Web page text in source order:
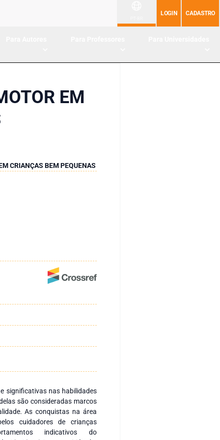
LOGIN CADASTRO
EM
CRIANÇAS BEM PEQUENAS
significativas nas habilidades
são consideradas marcos
As conquistas na área
cuidadores de crianças
indicativos do